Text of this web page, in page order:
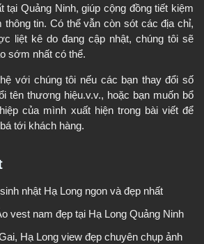
tại Quảng Ninh, giúp cộng đồng tiết kiệm
tin. Có thể vẫn còn sót các địa chỉ,
liệt kê do đang cập nhật, chúng tôi sẽ
sớm nhất có thể.
với chúng tôi nếu các bạn thay đổi số
tên thương hiệu.v.v., hoặc bạn muốn bổ
của mình xuất hiện trong bài viết để
tới khách hàng.
nhật Hạ Long ngon và đẹp nhất
vest nam đẹp tại Hạ Long Quảng Ninh
Hạ Long view đẹp chuyên chụp ảnh